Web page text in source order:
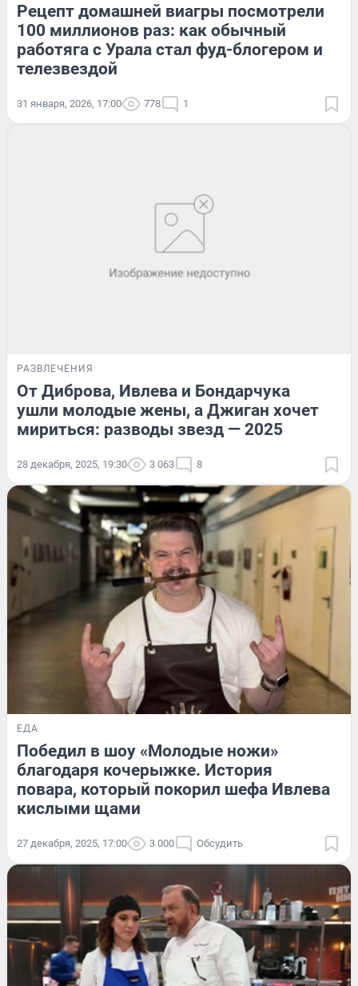
Рецепт домашней виагры посмотрели
100 миллионов раз: как обычный
работяга с Урала стал фуд-блогером и
телезвездой
31 января, 2026, 17:00 778 1
РАЗВЛЕЧЕНИЯ
От Диброва, Ивлева и Бондарчука
ушли молодые жены, а Джиган хочет
мириться: разводы звезд — 2025
28 декабря, 2025, 19:30 3 063 8
ЕДА
Победил в шоу «Молодые ножи»
благодаря кочерыжке. История
повара, который покорил шефа Ивлева
кислыми щами
27 декабря, 2025, 17:00 3 000 Обсудить